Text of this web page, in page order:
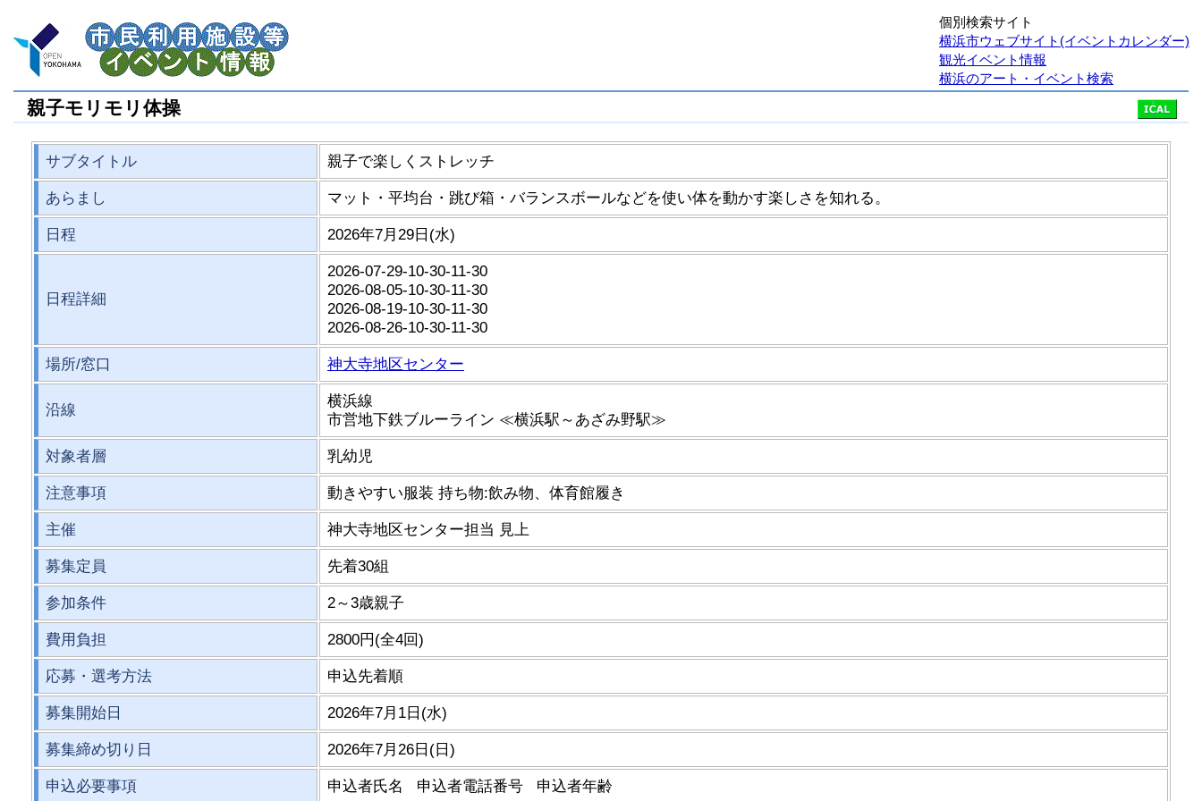
個別検索サイト
横浜市ウェブサイト(イベントカレンダー)
観光イベント情報
横浜のアート・イベント検索
親子モリモリ体操
サブタイトル 親子で楽しくストレッチ
あらまし マット・平均台・跳び箱・バランスボールなどを使い体を動かす楽しさを知れる。
日程 2026年7月29日(水)
日程詳細
2026-07-29-10-30-11-30
2026-08-05-10-30-11-30
2026-08-19-10-30-11-30
2026-08-26-10-30-11-30
場所/窓口 神大寺地区センター
沿線
横浜線
市営地下鉄ブルーライン ≪横浜駅～あざみ野駅≫
対象者層 乳幼児
注意事項 動きやすい服装 持ち物:飲み物、体育館履き
主催 神大寺地区センター担当 見上
募集定員 先着30組
参加条件 2～3歳親子
費用負担 2800円(全4回)
応募・選考方法 申込先着順
募集開始日 2026年7月1日(水)
募集締め切り日 2026年7月26日(日)
申込必要事項 申込者氏名 申込者電話番号 申込者年齢